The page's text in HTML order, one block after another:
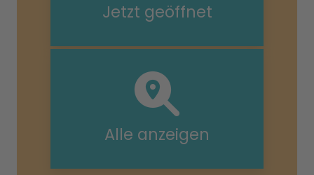
Jetzt geöffnet
Alle anzeigen